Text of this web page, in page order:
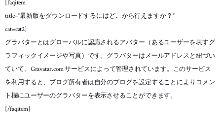
[faqitem
title=”最新版をダウンロードするにはどこから行えますか？”
cat=cat2]
グラバターとはグローバルに認識されるアバター（あるユーザーを表すグ
ラフィックイメージや写真）です。グラバターはメールアドレスと紐づい
ていて、Gravatar.com サービスによって管理されています。このサービス
を利用すると、ブログ所有者は自分のブログを設定することによりコメン
ト欄にユーザーのグラバターを表示させることができます。
[/faqitem]